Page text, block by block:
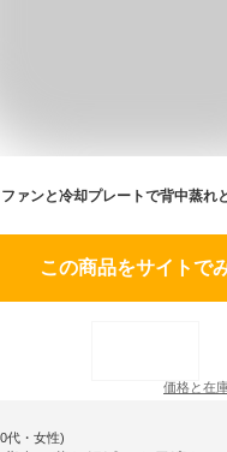
この商品をサイトで
価格と在
代・女性)